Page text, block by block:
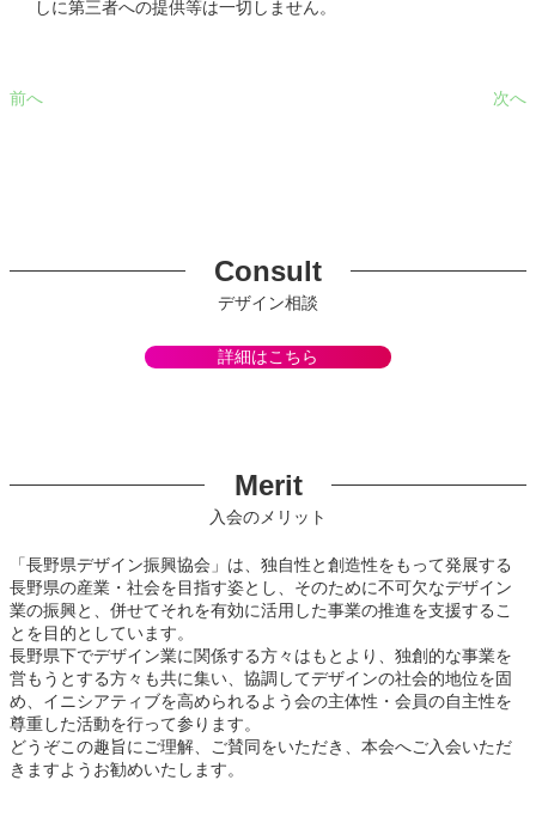
しに第三者への提供等は一切しません。
前へ 次へ
Consult
デザイン相談
詳細はこちら
Merit
入会のメリット
「長野県デザイン振興協会」は、独自性と創造性をもって発展する
長野県の産業・社会を目指す姿とし、そのために不可欠なデザイン
業の振興と、併せてそれを有効に活用した事業の推進を支援するこ
とを目的としています。
長野県下でデザイン業に関係する方々はもとより、独創的な事業を
営もうとする方々も共に集い、協調してデザインの社会的地位を固
め、イニシアティブを高められるよう会の主体性・会員の自主性を
尊重した活動を行って参ります。
どうぞこの趣旨にご理解、ご賛同をいただき、本会へご入会いただ
きますようお勧めいたします。